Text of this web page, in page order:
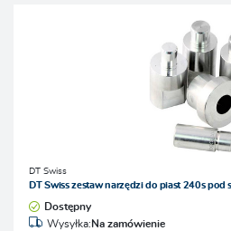
DT Swiss
DT Swiss zestaw narzędzi do piast 240s pod
Dostępny
Wysyłka:Na zamówienie